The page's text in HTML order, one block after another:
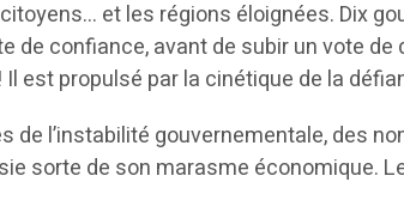
et les régions éloignées. Dix
de confiance, avant de subir un vote
est propulsé par la cinétique de la
l’instabilité gouvernementale, des
sorte de son marasme économique.